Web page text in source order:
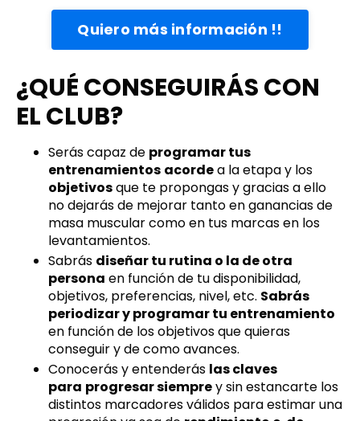
Quiero más información !!
¿QUÉ CONSEGUIRÁS CON
EL CLUB?
Serás capaz de programar tus
entrenamientos acordea la etapa y los
objetivosque te propongas y gracias a ello
no dejarás de mejorar tanto en ganancias de
masa muscular como en tus marcas en los
levantamientos.
Sabrás diseñar tu rutina o la de otra
persona en función de tu disponibilidad,
objetivos, preferencias, nivel, etc. Sabrás
periodizar y programar tu entrenamiento
en función de los objetivos que quieras
conseguir y de como avances.
Conocerás y entenderás las claves
para progresar siemprey sin estancarte los
distintos marcadores válidos para estimar una